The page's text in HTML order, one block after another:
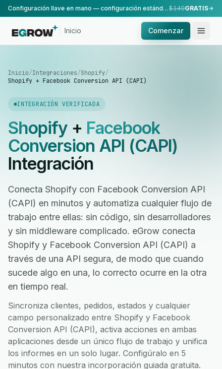
Configuración llave en mano — configuración estándar, realizada por nuestro equipo.$149GRATIS
Inicio Comenzar
Inicio/Integraciones/Shopify/
Shopify + Facebook Conversion API (CAPI)
INTEGRACIÓN VERIFICADA
Shopify+ Facebook
Conversion API (CAPI)
Integración
Conecta Shopify con Facebook Conversion API
(CAPI) en minutos y automatiza cualquier flujo de
trabajo entre ellas: sin código, sin desarrolladores
y sin middleware complicado. eGrow conecta
Shopify y Facebook Conversion API (CAPI) a
través de una API segura, de modo que cuando
sucede algo en una, lo correcto ocurre en la otra
en tiempo real.
Sincroniza clientes, pedidos, estados y cualquier
campo personalizado entre Shopify y Facebook
Conversion API (CAPI), activa acciones en ambas
aplicaciones desde un único flujo de trabajo y unifica
los informes en un solo lugar. Configúralo en 5
minutos con nuestra incorporación guiada gratuita.